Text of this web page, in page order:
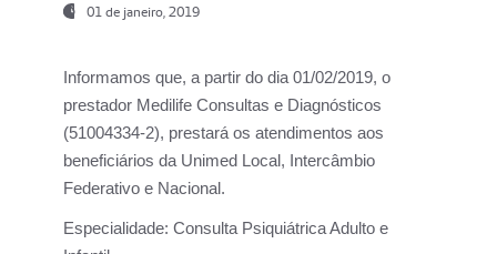
01 de janeiro, 2019
Informamos que, a partir do dia 01/02/2019, o
prestador Medilife Consultas e Diagnósticos
(51004334-2), prestará os atendimentos aos
beneficiários da Unimed Local, Intercâmbio
Federativo e Nacional.
Especialidade: Consulta Psiquiátrica Adulto e